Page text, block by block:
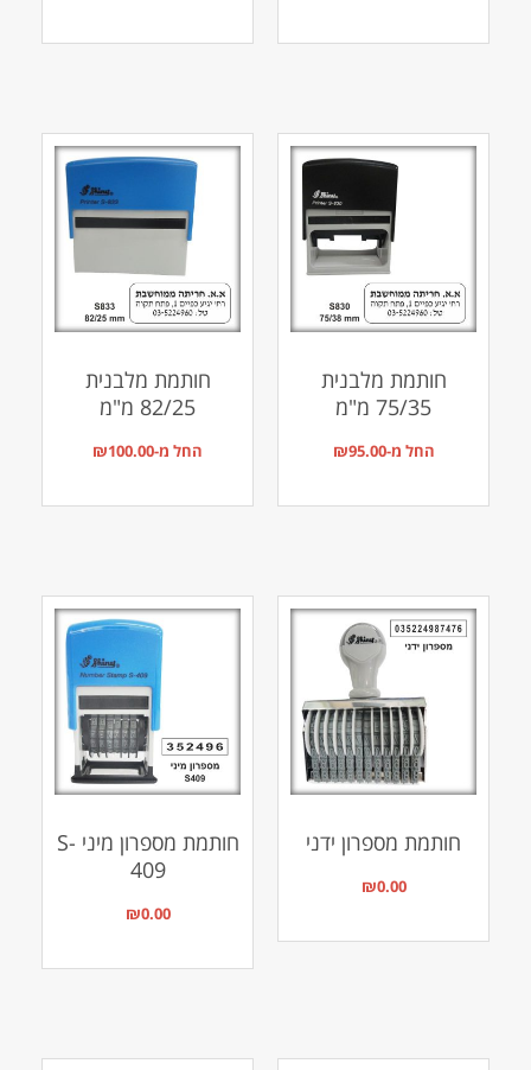
חותמת מלבנית
75/35 מ"מ
החל מ- ₪95.00
חותמת מלבנית
82/25 מ"מ
החל מ- ₪100.00
חותמת מספרון ידני
₪0.00
חותמת מספרון מיני S-
409
₪0.00